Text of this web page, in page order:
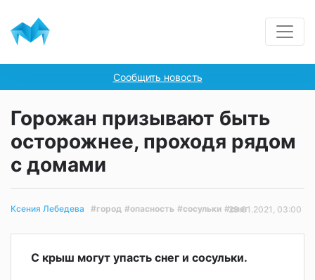
Сообщить новость
Горожан призывают быть
осторожнее, проходя рядом
с домами
Ксения Лебедева #город #опасность #сосульки #снег
29.01.2021, 03:00
С крыш могут упасть снег и сосульки.